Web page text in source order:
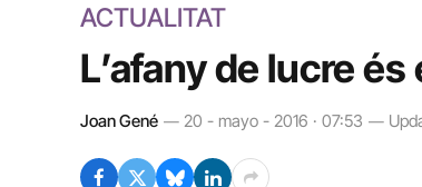
ACTUALITAT
L’afany de lucre
Joan Gené 20 - mayo - 2016 · 07:53